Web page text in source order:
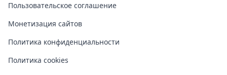
Пользовательское соглашение
Монетизация сайтов
Политика конфиденциальности
Политика cookies